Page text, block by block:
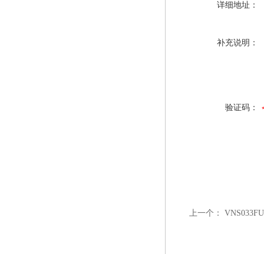
详细地址：
补充说明：
验证码：
上一个：